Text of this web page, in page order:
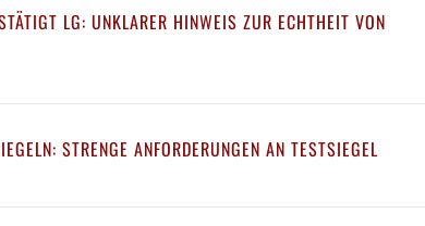
LG: UNKLARER HINWEIS ZUR ECHTHEIT VON
STRENGE ANFORDERUNGEN AN TESTSIEGEL